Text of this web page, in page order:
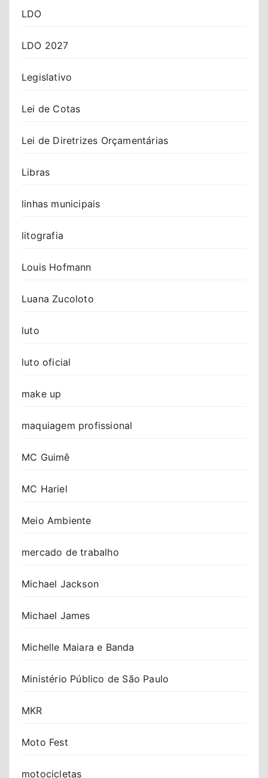
LDO
LDO 2027
Legislativo
Lei de Cotas
Lei de Diretrizes Orçamentárias
Libras
linhas municipais
litografia
Louis Hofmann
Luana Zucoloto
luto
luto oficial
make up
maquiagem profissional
MC Guimê
MC Hariel
Meio Ambiente
mercado de trabalho
Michael Jackson
Michael James
Michelle Maiara e Banda
Ministério Público de São Paulo
MKR
Moto Fest
motocicletas